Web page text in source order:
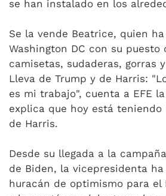
se han instalado en los
Se la vende Beatrice, quien
Washington DC con su puesto
camisetas, sudaderas, gorras
Lleva de Trump y de Harris:
es mi trabajo", cuenta a EFE
explica que hoy está teniendo
de Harris.
Desde su llegada a la
de Biden, la vicepresidenta ha
huracán de optimismo para el